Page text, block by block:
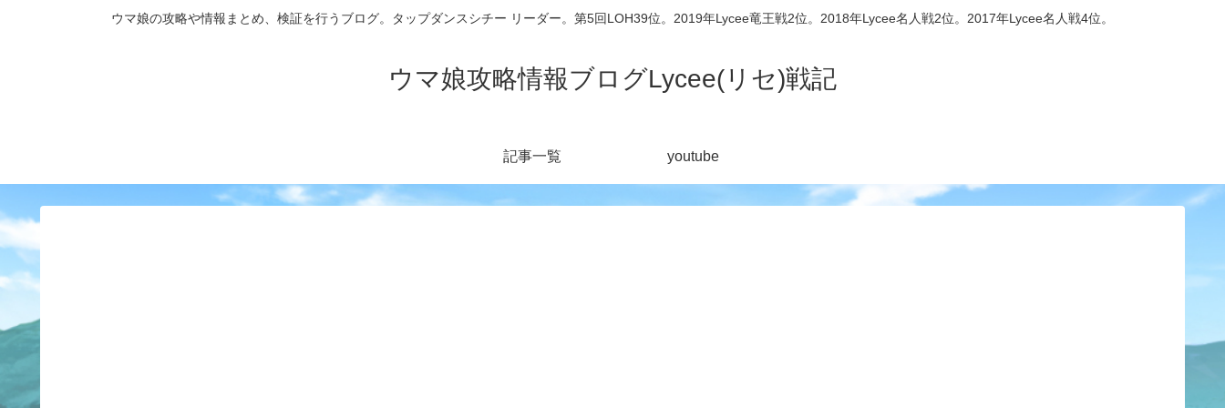
ウマ娘の攻略や情報まとめ、検証を行うブログ。タップダンスシチー リーダー。第5回LOH39位。2019年Lycee竜王戦2位。2018年Lycee名人戦2位。2017年Lycee名人戦4位。
ウマ娘攻略情報ブログLycee(リセ)戦記
記事一覧 youtube